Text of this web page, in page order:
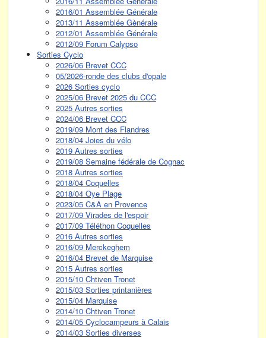
2016/01 Assemblée Générale
2013/11 Assemblée Gènérale
2012/01 Assemblée Générale
2012/09 Forum Calypso
Sorties Cyclo
2026/06 Brevet CCC
05/2026-ronde des clubs d'opale
2026 Sorties cyclo
2025/06 Brevet 2025 du CCC
2025 Autres sorties
2024/06 Brevet CCC
2019/09 Mont des Flandres
2018/04 Joies du vélo
2019 Autres sorties
2019/08 Semaine fédérale de Cognac
2018 Autres sorties
2018/04 Coquelles
2018/04 Oye Plage
2023/05 C&A en Provence
2017/09 Virades de l'espoir
2017/09 Téléthon Coquelles
2016 Autres sorties
2016/09 Merckeghem
2016/04 Brevet de Marquise
2015 Autres sorties
2015/10 Chtiven Tronet
2015/03 Sorties printanières
2015/04 Marquise
2014/10 Chtiven Tronet
2014/05 Cyclocampeurs à Calais
2014/03 Sorties diverses